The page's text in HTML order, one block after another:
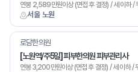
서울 노원
연봉 2,589만원이상 (면접 후 결정) / 세 이하 /
로담한의원
[노원역/주5일] 피부한의원 피부관리사
연봉 3,200만원이상 (면접 후 결정) / 세 이하 /